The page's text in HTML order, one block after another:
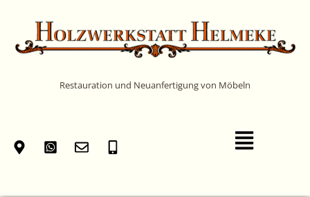
springen
Restauration und Neuanfertigung von Möbeln
Main
Menu